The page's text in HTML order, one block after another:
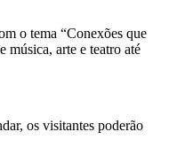
o tema “Conexões que
música, arte e teatro até
os visitantes poderão